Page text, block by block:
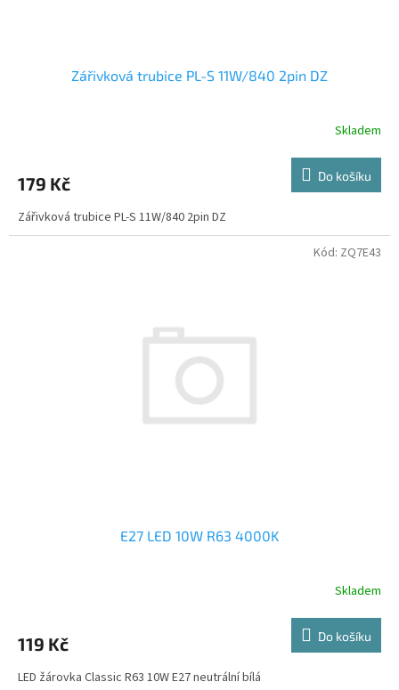
Zářivková trubice PL-S 11W/840 2pin DZ
Skladem
179 Kč Do košíku
Zářivková trubice PL-S 11W/840 2pin DZ
E27 LED 10W R63 4000K
Skladem
119 Kč Do košíku
LED žárovka Classic R63 10W E27 neutrální bílá
Kód: ZQ7E43